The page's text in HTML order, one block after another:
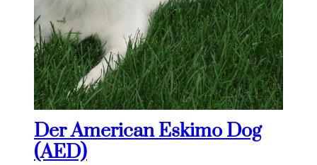
Der American Eskimo Dog
(AED)